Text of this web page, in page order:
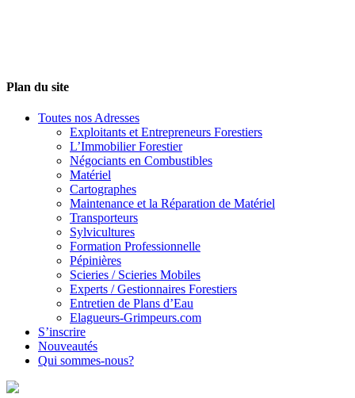
Plan du site
Toutes nos Adresses
Exploitants et Entrepreneurs Forestiers
L’Immobilier Forestier
Négociants en Combustibles
Matériel
Cartographes
Maintenance et la Réparation de Matériel
Transporteurs
Sylvicultures
Formation Professionnelle
Pépinières
Scieries / Scieries Mobiles
Experts / Gestionnaires Forestiers
Entretien de Plans d’Eau
Elagueurs-Grimpeurs.com
S’inscrire
Nouveautés
Qui sommes-nous?